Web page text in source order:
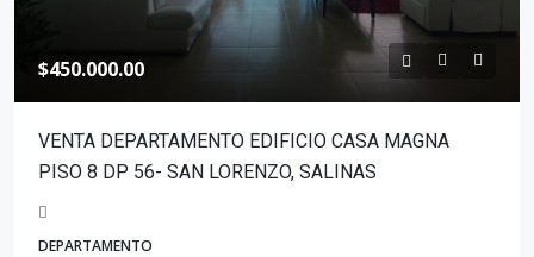
$450.000.00
VENTA DEPARTAMENTO EDIFICIO CASA MAGNA
PISO 8 DP 56- SAN LORENZO, SALINAS
DEPARTAMENTO